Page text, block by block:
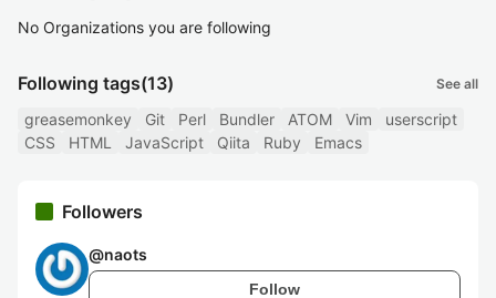
No Organizations you are following
Following tags(13) See all
greasemonkey Git Perl Bundler ATOM Vim
userscript
CSS
HTML JavaScript Qiita Ruby Emacs
Followers
@naots
Follow